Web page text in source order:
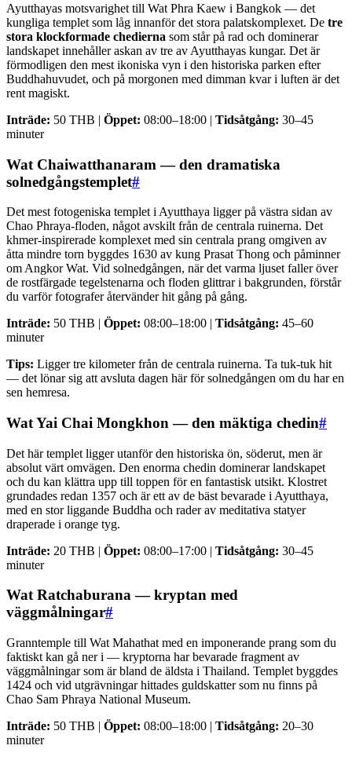
Ayutthayas motsvarighet till Wat Phra Kaew i Bangkok — det
kungliga templet som låg innanför det stora palatskomplexet. De tre
stora klockformade chedierna som står på rad och dominerar
landskapet innehåller askan av tre av Ayutthayas kungar. Det är
förmodligen den mest ikoniska vyn i den historiska parken efter
Buddhahuvudet, och på morgonen med dimman kvar i luften är det
rent magiskt.
Inträde: 50 THB | Öppet: 08:00–18:00 | Tidsåtgång: 30–45
minuter
Wat Chaiwatthanaram — den dramatiska
solnedgångstemplet#
Det mest fotogeniska templet i Ayutthaya ligger på västra sidan av
Chao Phraya-floden, något avskilt från de centrala ruinerna. Det
khmer-inspirerade komplexet med sin centrala prang omgiven av
åtta mindre torn byggdes 1630 av kung Prasat Thong och påminner
om Angkor Wat. Vid solnedgången, när det varma ljuset faller över
de rostfärgade tegelstenarna och floden glittrar i bakgrunden, förstår
du varför fotografer återvänder hit gång på gång.
Inträde: 50 THB | Öppet: 08:00–18:00 | Tidsåtgång: 45–60
minuter
Tips: Ligger tre kilometer från de centrala ruinerna. Ta tuk-tuk hit
— det lönar sig att avsluta dagen här för solnedgången om du har en
sen hemresa.
Wat Yai Chai Mongkhon — den mäktiga chedin#
Det här templet ligger utanför den historiska ön, söderut, men är
absolut värt omvägen. Den enorma chedin dominerar landskapet
och du kan klättra upp till toppen för en fantastisk utsikt. Klostret
grundades redan 1357 och är ett av de bäst bevarade i Ayutthaya,
med en stor liggande Buddha och rader av meditativa statyer
draperade i orange tyg.
Inträde: 20 THB | Öppet: 08:00–17:00 | Tidsåtgång: 30–45
minuter
Wat Ratchaburana — kryptan med
väggmålningar#
Granntemple till Wat Mahathat med en imponerande prang som du
faktiskt kan gå ner i — kryptorna har bevarade fragment av
väggmålningar som är bland de äldsta i Thailand. Templet byggdes
1424 och vid utgrävningar hittades guldskatter som nu finns på
Chao Sam Phraya National Museum.
Inträde: 50 THB | Öppet: 08:00–18:00 | Tidsåtgång: 20–30
minuter